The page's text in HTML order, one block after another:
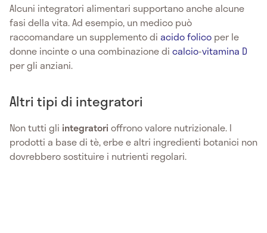
Alcuni integratori alimentari supportano anche alcune
fasi della vita. Ad esempio, un medico può
raccomandare un supplemento di acido folico per le
donne incinte o una combinazione di calcio-vitamina D
per gli anziani.
Altri tipi di integratori
Non tutti gli integratorioffrono valore nutrizionale. I
prodotti a base di tè, erbe e altri ingredienti botanici non
dovrebbero sostituire i nutrienti regolari.